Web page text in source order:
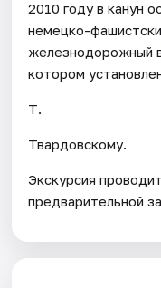
2010 году в канун
немецко-
железнодорожный
котором
Т.
Твардовскому.
Экскурсия
предварительной